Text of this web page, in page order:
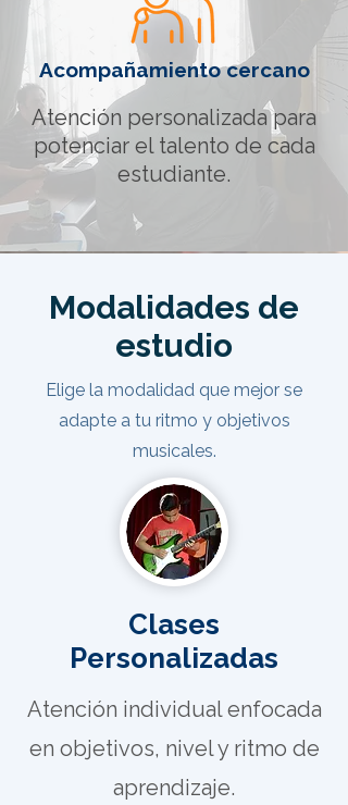
Acompañamiento cercano
Atención personalizada para
potenciar el talento de cada
estudiante.
Modalidades de
estudio
Elige la modalidad que mejor se
adapte a tu ritmo y objetivos
musicales.
Clases
Personalizadas
Atención individual enfocada
en objetivos, nivel y ritmo de
aprendizaje.